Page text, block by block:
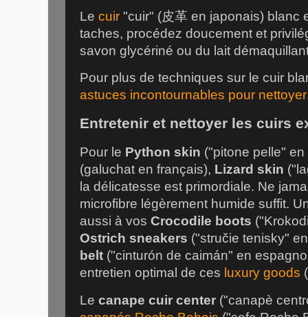
Le cuir "cuir" (皮革 en japonais) blanc
taches, procédez doucement et
savon glycériné ou du lait
Pour plus de techniques sur le cuir
astuces incontournables pour
Entretenir et nettoyer les cuirs
Pour le Python skin ("pitone pelle"
(galuchat en français), Lizard skin
la délicatesse est primordiale. Ne
microfibre légèrement humide suffit.
aussi à vos Crocodile boots
Ostrich sneakers ("stručie tenisky"
belt ("cinturón de caimán" en
entretien optimal de ces luxury goods
Le canape cuir center ("canapè